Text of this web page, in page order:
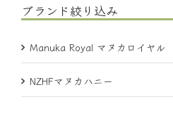
ブランド絞り込み
Manuka Royal マヌカロイヤル
NZHFマヌカハニー